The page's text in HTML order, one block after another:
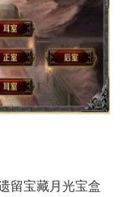
宝藏月光宝盒